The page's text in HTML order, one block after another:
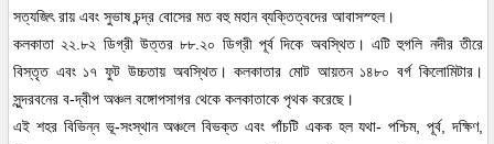
সত্যজিৎ রায় এবং সুভাষ চন্দ্র বোসের মত বহু মহান ব্যক্তিত্বদের আবাসস্হল।
কলকাতা ২২.৮২ ডিগ্রী উত্তর ৮৮.২০ ডিগ্রী পূর্ব দিকে অবস্থিত। এটি হুগলি নদীর তীরে
বিস্তৃত এবং ১৭ ফুট উচ্চতায় অবস্থিত। কলকাতার মোট আয়তন ১৪৮০ বর্গ কিলোমিটার।
সুন্দরবনের ব-দ্বীপ অঞ্চল বঙ্গোপসাগর থেকে কলকাতাকে পৃথক করেছে।
এই শহর বিভিন্ন ভূ-সংস্থান অঞ্চলে বিভক্ত এবং পাঁচটি একক হল যথা- পশ্চিম, পূর্ব, দক্ষিণ,